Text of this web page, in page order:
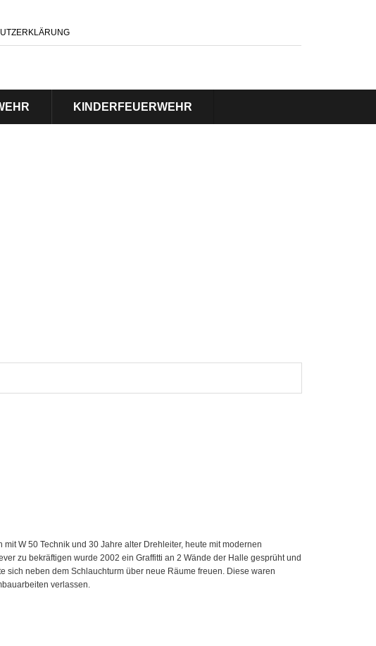
KINDERFEUERWEHR
W 50 Technik und 30 Jahre alter Drehleiter, heute mit modernen
zu bekräftigen wurde 2002 ein Graffitti an 2 Wände der Halle gesprüht und
sich neben dem Schlauchturm über neue Räume freuen. Diese waren
verlassen.